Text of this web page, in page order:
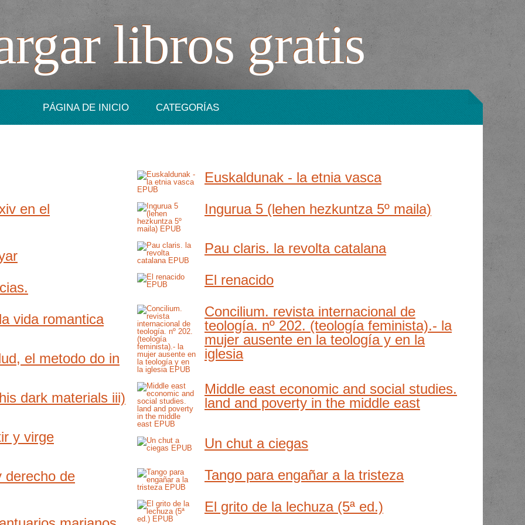
libros gratis
PÁGINA DE INICIO CATEGORÍAS
en el
vida romantica
el metodo do in
dark materials iii)
y virge
derecho de
Euskaldunak - la etnia vasca
Ingurua 5 (lehen hezkuntza 5º maila)
Pau claris. la revolta catalana
El renacido
Concilium. revista internacional de
teología. nº 202. (teología feminista).- la
mujer ausente en la teología y en la
iglesia
Middle east economic and social studies.
land and poverty in the middle east
Un chut a ciegas
Tango para engañar a la tristeza
El grito de la lechuza (5ª ed.)